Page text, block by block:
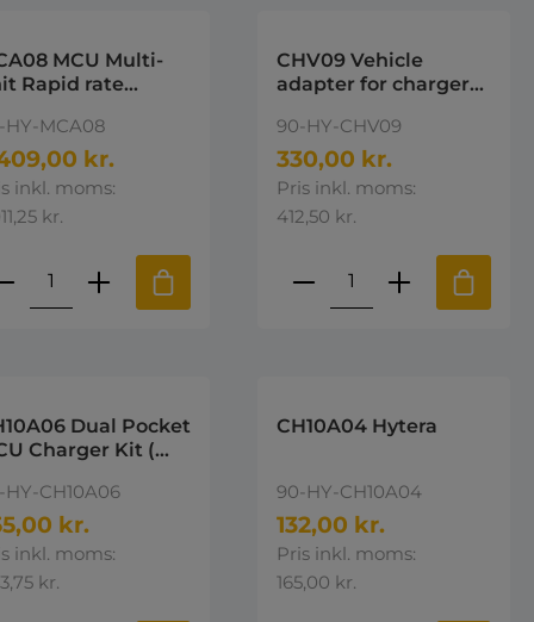
eller brug knapperne til at øge
den ønskede mængde eller
MCU Multi-
Rapid rate
HY-MCA08
kr.
inkl. moms:
kr.
Indtast den
CHV09 Vehicle
adapter for charger
90-HY-CHV09
330,00 kr.
Pris inkl. moms:
412,50 kr.
Dual Pocket
Charger Kit (
cable) Hytera
CH10A06
kr.
inkl. moms:
kr.
CH10A04 Hytera
90-HY-CH10A04
132,00 kr.
Pris inkl. moms:
165,00 kr.